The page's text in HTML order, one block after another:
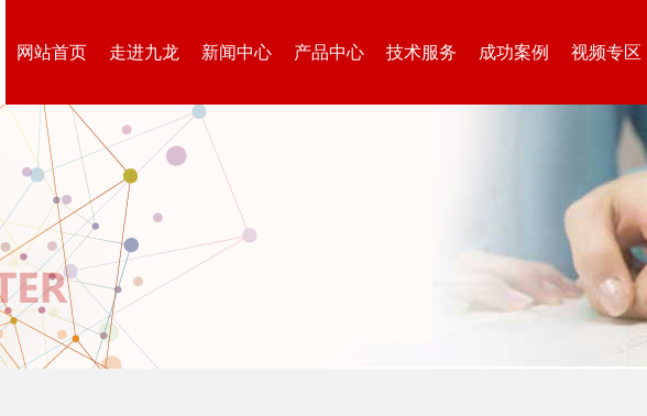
网站首页 走进九龙 新闻中心 产品中心 技术服务 成功案例 视频专区
生产设备 生活垃圾处理设备... 工业固废处理设备...
碎机 模板破碎机